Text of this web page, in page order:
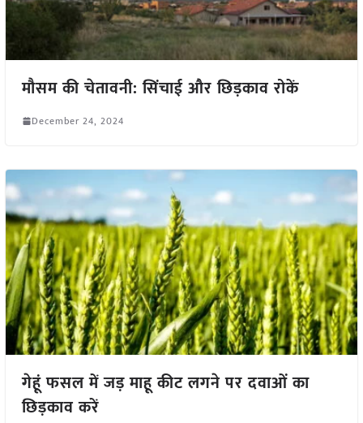
मौसम की चेतावनी: सिंचाई और छिड़काव रोकें
December 24, 2024
गेहूं फसल में जड़ माहू कीट लगने पर दवाओं का
छिड़काव करें